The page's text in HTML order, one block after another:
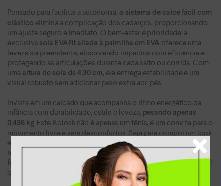
Pensado para facilitar a autonomia, o sistema de calce fácil com
elástico elimina a complicação dos cadarços, proporcionando
um ajuste seguro e imediato. O bem-estar é prioridade: a
exclusiva sola EVAFit aliada à palmilha em EVA oferece uma
leveza surpreendente, absorvendo impactos com eficiência e
protegendo as articulações durante cada salto ou corrida. Com
uma altura de sola de 4,30 cm , ele entrega estabilidade e um
visual robusto sem adicionar peso extra aos pés.
Invista em um calçado que acompanha o ritmo energético da
infância com durabilidade, estilo e leveza, pesando apenas
0,436 kg. Este Kolosh não é apenas um tênis, é um convite para o
movimento livre e sem desconfortos. Seja para compor um look
esportivo ou garantir o conforto no dia a dia, sua estrutura
respirável e forro espumado garantem que os pés fiquem
frescos e acolhidos o dia todo. Garanta a performance e o visual
que seu filho merece com a qualidade que só a Kolosh oferece.